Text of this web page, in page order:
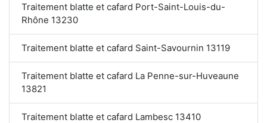
Traitement blatte et cafard Port-Saint-Louis-du-
Rhône 13230
Traitement blatte et cafard Saint-Savournin 13119
Traitement blatte et cafard La Penne-sur-Huveaune
13821
Traitement blatte et cafard Lambesc 13410